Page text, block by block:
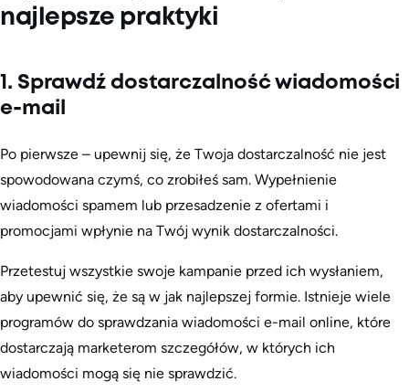
najlepsze praktyki
1. Sprawdź dostarczalność wiadomości
e-mail
Po pierwsze – upewnij się, że Twoja dostarczalność nie jest
spowodowana czymś, co zrobiłeś sam. Wypełnienie
wiadomości spamem lub przesadzenie z ofertami i
promocjami wpłynie na Twój wynik dostarczalności.
Przetestuj wszystkie swoje kampanie przed ich wysłaniem,
aby upewnić się, że są w jak najlepszej formie. Istnieje wiele
programów do sprawdzania wiadomości e-mail online, które
dostarczają marketerom szczegółów, w których ich
wiadomości mogą się nie sprawdzić.